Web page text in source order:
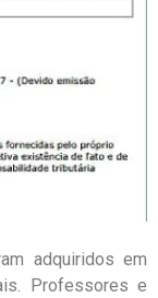
adquiridos em
Professores e